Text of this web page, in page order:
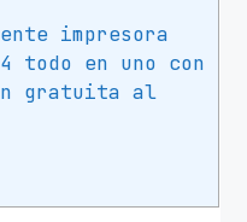
impresora
todo en uno con
gratuita al